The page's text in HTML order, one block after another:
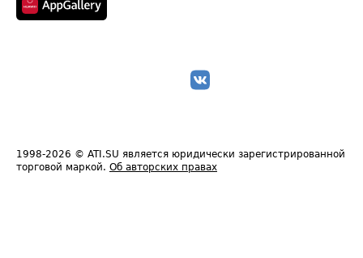
1998-2026 © ATI.SU является юридически зарегистрированной
торговой маркой. Об авторских правах